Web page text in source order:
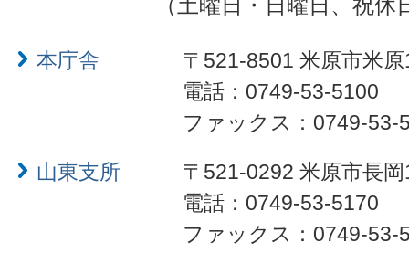
（土曜日・日曜日、祝
本庁舎
〒521-8501 米原市米
電話：0749-53-5100
ファックス：0749-53-
山東支所
〒521-0292 米原市長
電話：0749-53-5170
ファックス：0749-53-